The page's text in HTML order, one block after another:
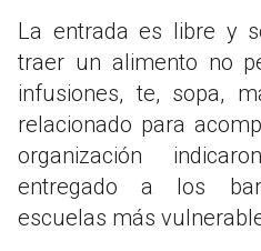
La entrada es libre y
traer un alimento no
infusiones, te, sopa,
relacionado para
organización
entregado a los
escuelas más